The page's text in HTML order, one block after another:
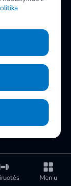
Vilnius
Meniu